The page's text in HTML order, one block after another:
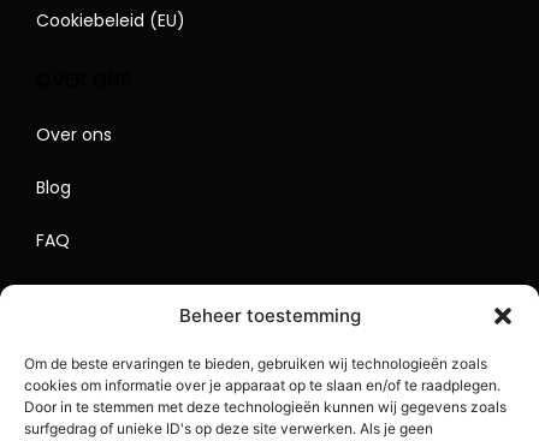
Beheer toestemming
Om de beste ervaringen te bieden, gebruiken wij technologieën zoals
cookies om informatie over je apparaat op te slaan en/of te raadplegen.
Door in te stemmen met deze technologieën kunnen wij gegevens zoals
surfgedrag of unieke ID's op deze site verwerken. Als je geen
Cookiebeleid (EU)
Over ons
Blog
FAQ
Lokaal Adverteren